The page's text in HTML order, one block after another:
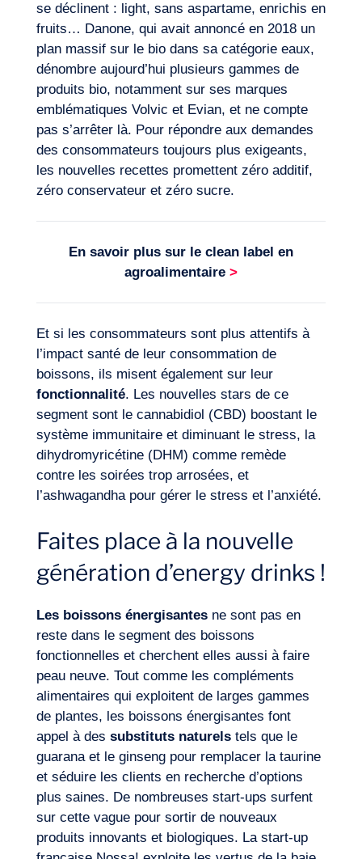
Notre aventure
se déclinent : light, sans aspartame, enrichis en
fruits… Danone, qui avait annoncé en 2018 un
plan massif sur le bio dans sa catégorie eaux,
dénombre aujourd’hui plusieurs gammes de
produits bio, notamment sur ses marques
emblématiques Volvic et Evian, et ne compte
pas s’arrêter là. Pour répondre aux demandes
des consommateurs toujours plus exigeants,
les nouvelles recettes promettent zéro additif,
zéro conservateur et zéro sucre.
En savoir plus sur le clean label en
agroalimentaire >
Et si les consommateurs sont plus attentifs à
l’impact santé de leur consommation de
boissons, ils misent également sur leur
fonctionnalité. Les nouvelles stars de ce
segment sont le cannabidiol (CBD) boostant le
système immunitaire et diminuant le stress, la
dihydromyricétine (DHM) comme remède
contre les soirées trop arrosées, et
l’ashwagandha pour gérer le stress et l’anxiété.
Faites place à la nouvelle
génération d’energy drinks !
Les boissons énergisantesne sont pas en
reste dans le segment des boissons
fonctionnelles et cherchent elles aussi à faire
peau neuve. Tout comme les compléments
alimentaires qui exploitent de larges gammes
de plantes, les boissons énergisantes font
appel à des substituts naturelstels que le
guarana et le ginseng pour remplacer la taurine
et séduire les clients en recherche d’options
plus saines. De nombreuses start-ups surfent
sur cette vague pour sortir de nouveaux
produits innovants et biologiques. La start-up